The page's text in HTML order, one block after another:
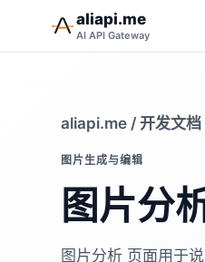
aliapi.me
AI API Gateway
aliapi.me / 开发文档
图片生成与编辑
图片分
图片分析 页面用于